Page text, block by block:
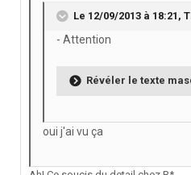
Le 12/09/2013 à 18:21,
- Attention
Révéler le texte
oui j'ai vu ça